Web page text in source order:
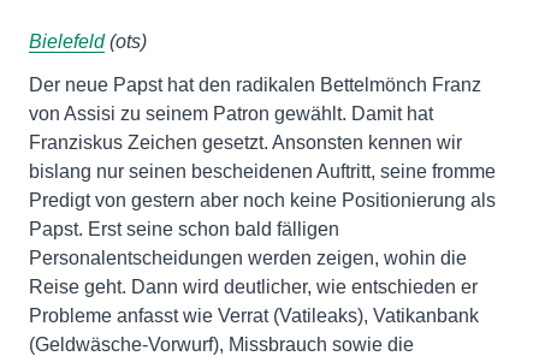
Bielefeld(ots)
Der neue Papst hat den radikalen Bettelmönch Franz
von Assisi zu seinem Patron gewählt. Damit hat
Franziskus Zeichen gesetzt. Ansonsten kennen wir
bislang nur seinen bescheidenen Auftritt, seine fromme
Predigt von gestern aber noch keine Positionierung als
Papst. Erst seine schon bald fälligen
Personalentscheidungen werden zeigen, wohin die
Reise geht. Dann wird deutlicher, wie entschieden er
Probleme anfasst wie Verrat (Vatileaks), Vatikanbank
(Geldwäsche-Vorwurf), Missbrauch sowie die